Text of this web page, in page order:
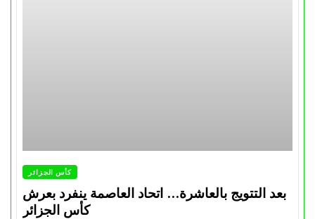
كأس الجزائر
بعد التتويج بالعاشرة… اتحاد العاصمة ينفرد بعرش
كأس الجزائر